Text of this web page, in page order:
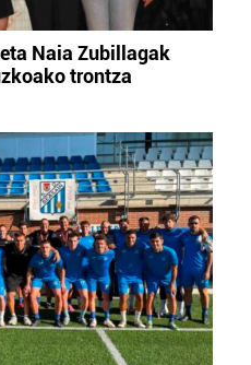
Naia Zubillagak
trontza